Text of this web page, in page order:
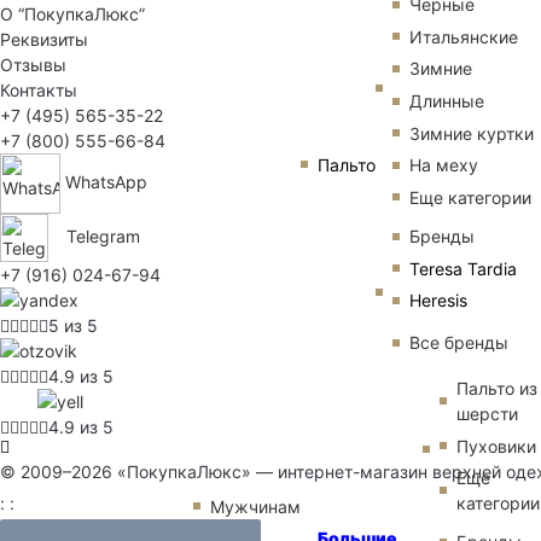
Мужчинам
Пальто
Черные
Итальянские
Зимние
Длинные
Зимние куртки
На меху
Еще категории
Бренды
Teresa Tardia
Heresis
Все бренды
Пальто из
шерсти
Пуховики
Еще
категории
О “ПокупкаЛюкс”
Реквизиты
Отзывы
Контакты
+7 (495) 565-35-22
+7 (800) 555-66-84
WhatsApp
Telegram
+7 (916) 024-67-94
5 из 5
4.9 из 5
4.9 из 5
© 2009–2026 «ПокупкаЛюкс» — интернет-магазин верхней
: :